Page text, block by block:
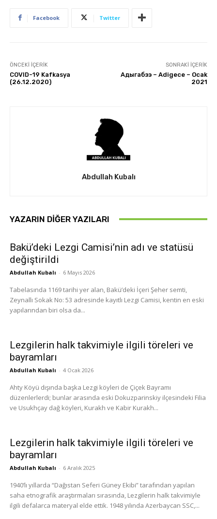
Facebook Twitter
ÖNCEKI İÇERIK
COVID-19 Kafkasya
(26.12.2020)
SONRAKI İÇERIK
Адыгабзэ – Adigece – Ocak
2021
Abdullah Kubalı
YAZARIN DIĞER YAZILARI
Bakü’deki Lezgi Camisi’nin adı ve statüsü
değiştirildi
Abdullah Kubalı - 6 Mayıs 2026
Tabelasında 1169 tarihi yer alan, Bakü’deki İçeri Şeher semti,
Zeynallı Sokak No: 53 adresinde kayıtlı Lezgi Camisi, kentin en eski
yapılarından biri olsa da...
Lezgilerin halk takvimiyle ilgili töreleri ve
bayramları
Abdullah Kubalı - 4 Ocak 2026
Ahty Köyü dışında başka Lezgi köyleri de Çiçek Bayramı
düzenlerlerdi; bunlar arasında eski Dokuzparinskiy ilçesindeki Filia
ve Usukhçay dağ köyleri, Kurakh ve Kabir Kurakh...
Lezgilerin halk takvimiyle ilgili töreleri ve
bayramları
Abdullah Kubalı - 6 Aralık 2025
1940’lı yıllarda “Dağıstan Seferi Güney Ekibi” tarafından yapılan
saha etnografik araştırmaları sırasında, Lezgilerin halk takvimiyle
ilgili defalarca materyal elde ettik. 1948 yılında Azerbaycan SSC,...